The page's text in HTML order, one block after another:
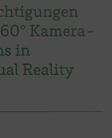
Kamera‐
in
Reality